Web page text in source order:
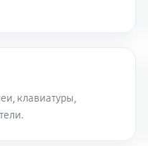
клавиатуры,